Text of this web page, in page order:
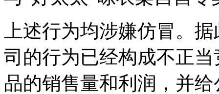
上述行为均涉嫌仿冒。
司的行为已经构成不正
品的销售量和利润，并